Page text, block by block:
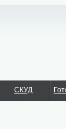
СКУД